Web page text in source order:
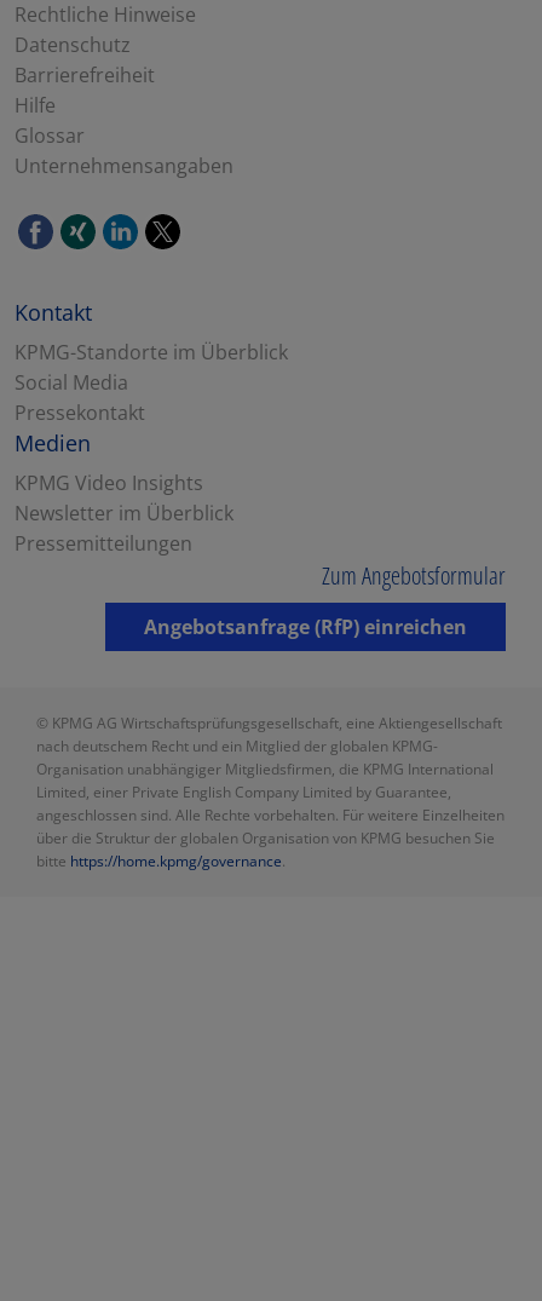
Rechtliche Hinweise
Datenschutz
Barrierefreiheit
Hilfe
Glossar
Unternehmensangaben
Kontakt
KPMG-Standorte im Überblick
Social Media
Pressekontakt
Medien
KPMG Video Insights
Newsletter im Überblick
Pressemitteilungen
Zum Angebotsformular
Angebotsanfrage (RfP) einreichen
© KPMG AG Wirtschaftsprüfungsgesellschaft, eine Aktiengesellschaft
nach deutschem Recht und ein Mitglied der globalen KPMG-
Organisation unabhängiger Mitgliedsfirmen, die KPMG International
Limited, einer Private English Company Limited by Guarantee,
angeschlossen sind. Alle Rechte vorbehalten. Für weitere Einzelheiten
über die Struktur der globalen Organisation von KPMG besuchen Sie
bitte https://home.kpmg/governance.